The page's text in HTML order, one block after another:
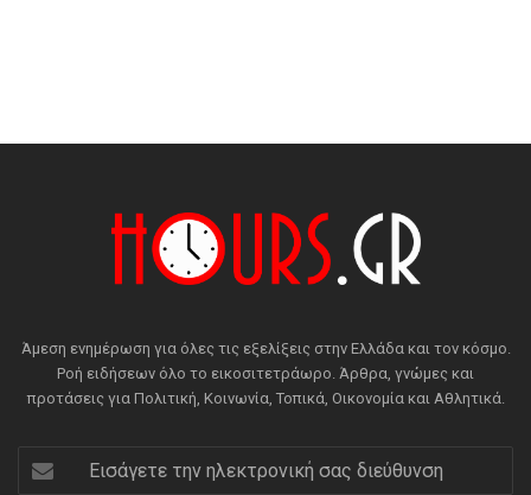
Άμεση ενημέρωση για όλες τις εξελίξεις στην Ελλάδα και τον κόσμο.
Ροή ειδήσεων όλο το εικοσιτετράωρο. Άρθρα, γνώμες και
προτάσεις για Πολιτική, Κοινωνία, Τοπικά, Οικονομία και Αθλητικά.
Εισάγετε
την